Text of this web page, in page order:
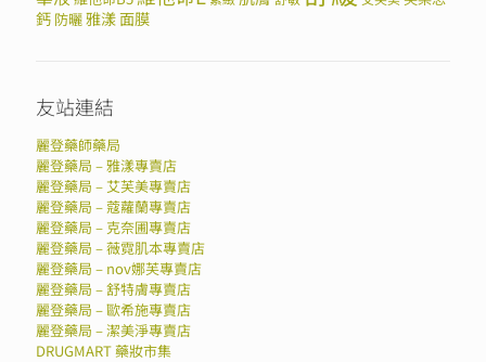
鈣 防曬雅漾面膜
友站連結
麗登藥師藥局
麗登藥局 – 雅漾專賣店
麗登藥局 – 艾芙美專賣店
麗登藥局 – 蔻蘿蘭專賣店
麗登藥局 – 克奈圃專賣店
麗登藥局 – 薇霓肌本專賣店
麗登藥局 – nov娜芙專賣店
麗登藥局 – 舒特膚專賣店
麗登藥局 – 歐希施專賣店
麗登藥局 – 潔美淨專賣店
DRUGMART 藥妝市集